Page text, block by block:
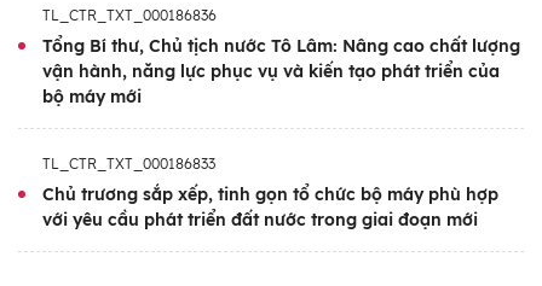
TL_CTR_TXT_000186836
Tổng Bí thư, Chủ tịch nước Tô Lâm: Nâng cao chất lượng
vận hành, năng lực phục vụ và kiến tạo phát triển của
bộ máy mới
TL_CTR_TXT_000186833
Chủ trương sắp xếp, tinh gọn tổ chức bộ máy phù hợp
với yêu cầu phát triển đất nước trong giai đoạn mới